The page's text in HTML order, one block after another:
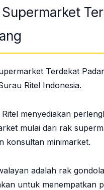
Supermarket
Terdekat
Ritel Indonesia.
menyediakan
mulai dari rak
konsultan minimarket.
adalah rak
untuk menempatkan